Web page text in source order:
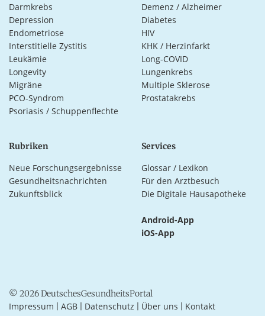
Darmkrebs
Demenz / Alzheimer
Depression
Diabetes
Endometriose
HIV
Interstitielle Zystitis
KHK / Herzinfarkt
Leukämie
Long-COVID
Longevity
Lungenkrebs
Migräne
Multiple Sklerose
PCO-Syndrom
Prostatakrebs
Psoriasis / Schuppenflechte
Rubriken
Neue Forschungsergebnisse
Gesundheitsnachrichten
Zukunftsblick
Services
Glossar / Lexikon
Für den Arztbesuch
Die Digitale Hausapotheke
Android-App
iOS-App
© 2026 DeutschesGesundheitsPortal
Impressum AGB Datenschutz Über uns Kontakt